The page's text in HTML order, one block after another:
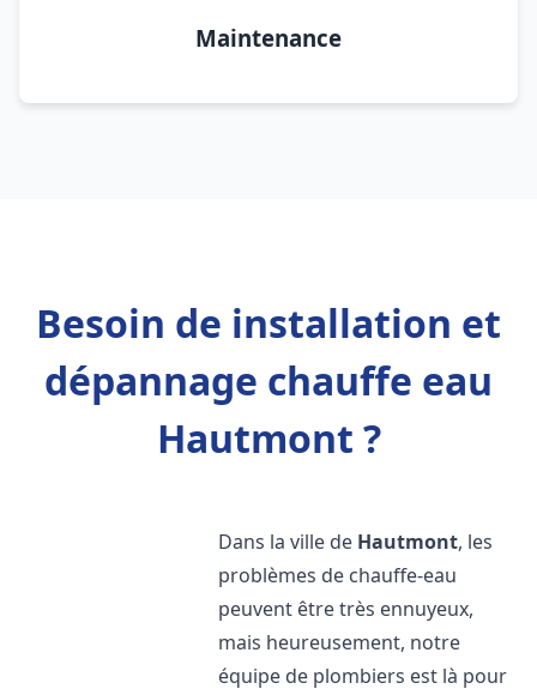
Maintenance
Besoin de installation et
dépannage chauffe eau
Hautmont ?
Dans la ville de Hautmont, les
problèmes de chauffe-eau
peuvent être très ennuyeux,
mais heureusement, notre
équipe de plombiers est là pour